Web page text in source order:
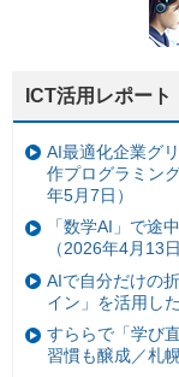
ICT活用レポート
AI最適化企業グ
作プログラミン
年5月7日）
「数学AI」で途
（2026年4月13日
AIで自分だけの
イン」を活用し
すららで「学び
習慣も醸成／札